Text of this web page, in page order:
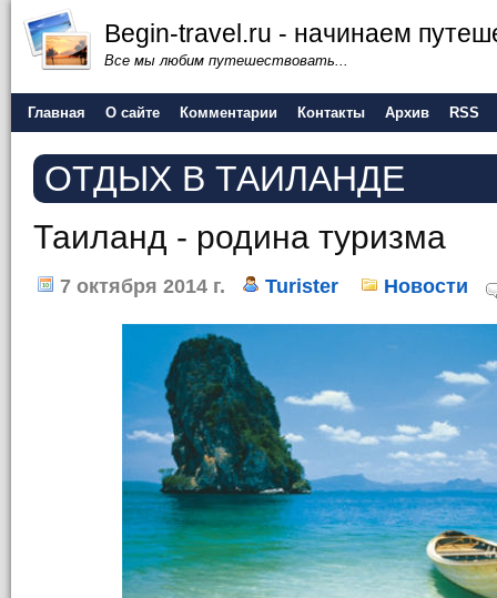
Begin-travel.ru - начинаем
Все мы любим путешествовать...
Главная О сайте Комментарии Контакты Архив RSS
ОТДЫХ В ТАИЛАНДЕ
Таиланд - родина туризма
7 октября 2014 г. Turister Новости